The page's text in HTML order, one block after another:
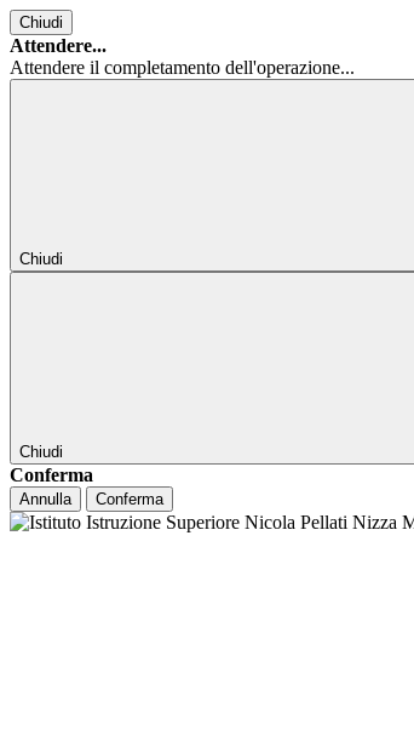
Chiudi
Attendere...
Attendere il completamento dell'operazione...
Chiudi
Chiudi
Conferma
Annulla Conferma